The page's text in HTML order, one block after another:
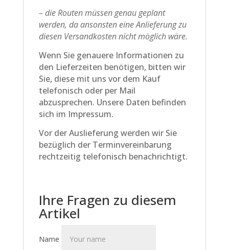
– die Routen müssen genau geplant
werden, da ansonsten eine Anlieferung zu
diesen Versandkosten nicht möglich wäre.
Wenn Sie genauere Informationen zu
den Lieferzeiten benötigen, bitten wir
Sie, diese mit uns vor dem Kauf
telefonisch oder per Mail
abzusprechen. Unsere Daten befinden
sich im Impressum.
Vor der Auslieferung werden wir Sie
bezüglich der Terminvereinbarung
rechtzeitig telefonisch benachrichtigt.
Ihre Fragen zu diesem
Artikel
Name